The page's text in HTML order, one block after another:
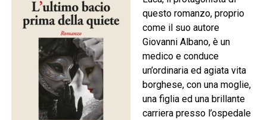
questo romanzo, proprio
come il suo autore
Giovanni Albano, è un
medico e conduce
un’ordinaria ed agiata vita
borghese, con una moglie,
una figlia ed una brillante
carriera presso l’ospedale